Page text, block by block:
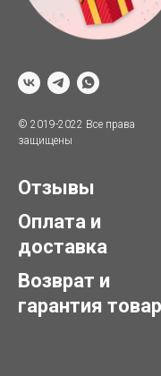
© 2019-2022 Все права
защищены
Отзывы
Оплата и
доставка
Возврат и
гарантия